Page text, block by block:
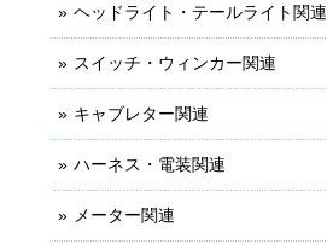
ヘッドライト・テールライト関連
スイッチ・ウィンカー関連
キャブレター関連
ハーネス・電装関連
メーター関連